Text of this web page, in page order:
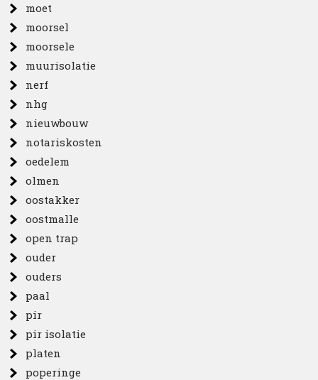
moet
moorsel
moorsele
muurisolatie
nerf
nhg
nieuwbouw
notariskosten
oedelem
olmen
oostakker
oostmalle
open trap
ouder
ouders
paal
pir
pir isolatie
platen
poperinge